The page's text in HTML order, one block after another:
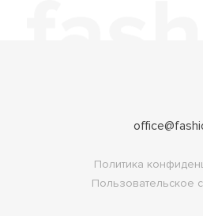
Политика
Пользовательское